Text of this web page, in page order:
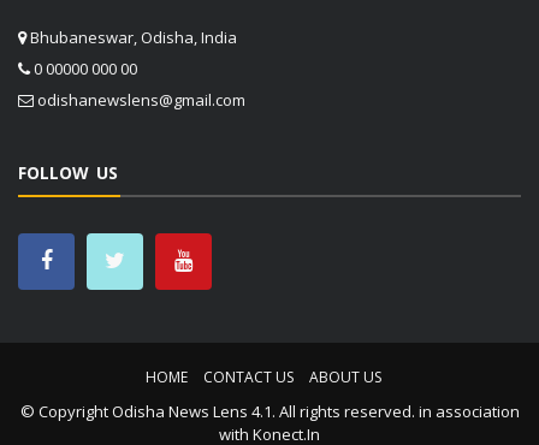
Bhubaneswar, Odisha, India
0 00000 000 00
odishanewslens@gmail.com
FOLLOW US
HOME CONTACT US ABOUT US
© CopyrightOdisha News Lens 4.1. All rights reserved. in association
with Konect.In